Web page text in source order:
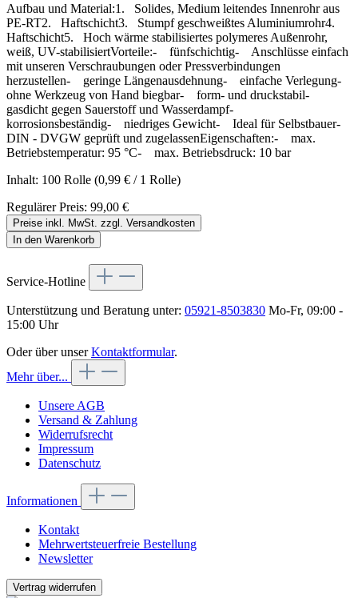
Aufbau und Material:1. Solides, Medium leitendes Innenrohr aus
PE-RT2. Haftschicht3. Stumpf geschweißtes Aluminiumrohr4.
Haftschicht5. Hoch wärme stabilisiertes polymeres Außenrohr,
weiß, UV-stabilisiertVorteile:- fünfschichtig- Anschlüsse einfach
mit unseren Verschraubungen oder Pressverbindungen
herzustellen- geringe Längenausdehnung- einfache Verlegung-
ohne Werkzeug von Hand biegbar- form- und druckstabil-
gasdicht gegen Sauerstoff und Wasserdampf-
korrosionsbeständig- niedriges Gewicht- Ideal für Selbstbauer-
DIN - DVGW geprüft und zugelassenEigenschaften:- max.
Betriebstemperatur: 95 °C- max. Betriebsdruck: 10 bar
Inhalt: 100 Rolle (0,99 € / 1 Rolle)
Regulärer Preis: 99,00 €
Preise inkl. MwSt. zzgl. Versandkosten
In den Warenkorb
Service-Hotline
Unterstützung und Beratung unter: 05921-8503830 Mo-Fr, 09:00 -
15:00 Uhr
Oder über unserKontaktformular.
Mehr über...
Unsere AGB
Versand & Zahlung
Widerrufsrecht
Impressum
Datenschutz
Informationen
Kontakt
Mehrwertsteuerfreie Bestellung
Newsletter
Vertrag widerrufen